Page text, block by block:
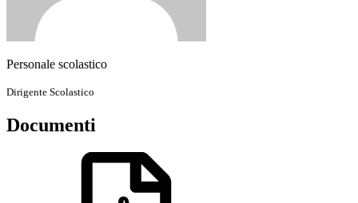
Personale scolastico
Dirigente Scolastico
Documenti